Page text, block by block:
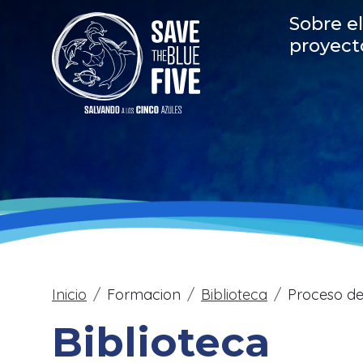
Pasar al contenido principal
Sobre el
Sobrescribir
Inicio Formacion Biblioteca Proceso
Biblioteca